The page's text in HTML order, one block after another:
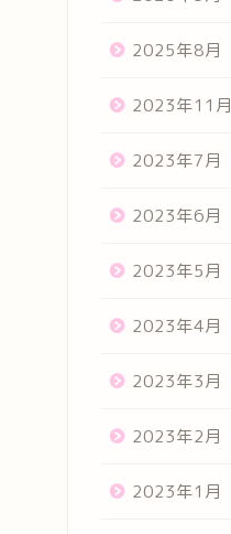
2025年8月
2023年11月
2023年7月
2023年6月
2023年5月
2023年4月
2023年3月
2023年2月
2023年1月